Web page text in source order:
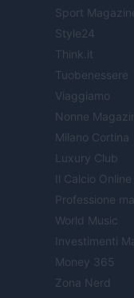
Sport
Style24
Think.it
Tuobenessere
Viaggiamo
Nonne
Milano Cortina
Luxury Club
Il Calcio Online
Professione
World Music
Investimenti
Money 365
Zona Nerd